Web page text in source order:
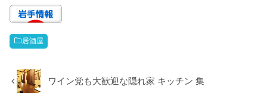
居酒屋
ワイン党も大歓迎な隠れ家 キッチン 集